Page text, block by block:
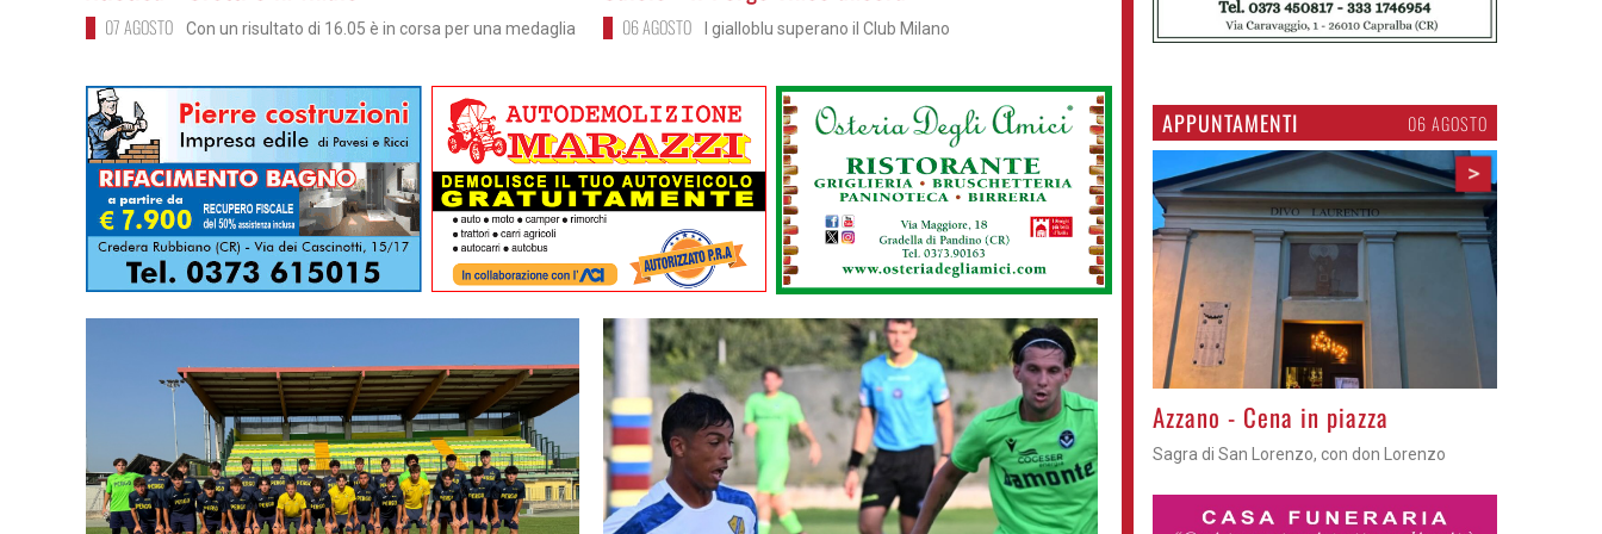
07 AGOSTO Con un risultato di 16.05 è in corsa per una medaglia 06 AGOSTO I gialloblu superano il Club Milano
APPUNTAMENTI 06 AGOSTO
>
Gli appuntamenti fino a sabato
Cosa fare questi giorni nel Cremasco